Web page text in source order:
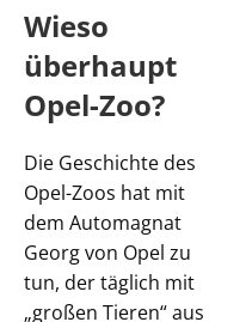
Wieso
überhaupt
Opel-Zoo?
Die Geschichte des
Opel-Zoos hat mit
dem Automagnat
Georg von Opel zu
tun, der täglich mit
„großen Tieren“ aus